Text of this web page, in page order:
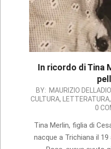
In ricordo di Tina
2024-
05-
BY: MAURIZIO DELLADIO
CULTURA, LETTERATURA,
0
Tina Merlin, figlia di
nacque a Trichiana il